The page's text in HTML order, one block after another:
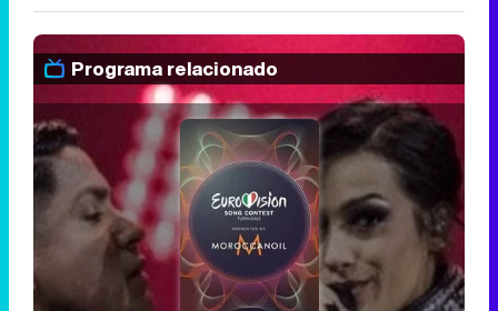
Festival de Eurovisión
2022
Festival de Eurovisión 2022
2022
Italia